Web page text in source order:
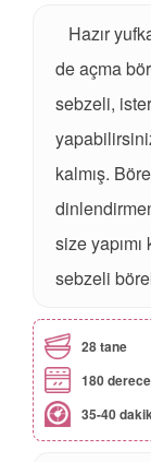
Hazır
de açma
sebzeli,
kalmış.
size
sebzeli
28 tane
180 derece
35-40